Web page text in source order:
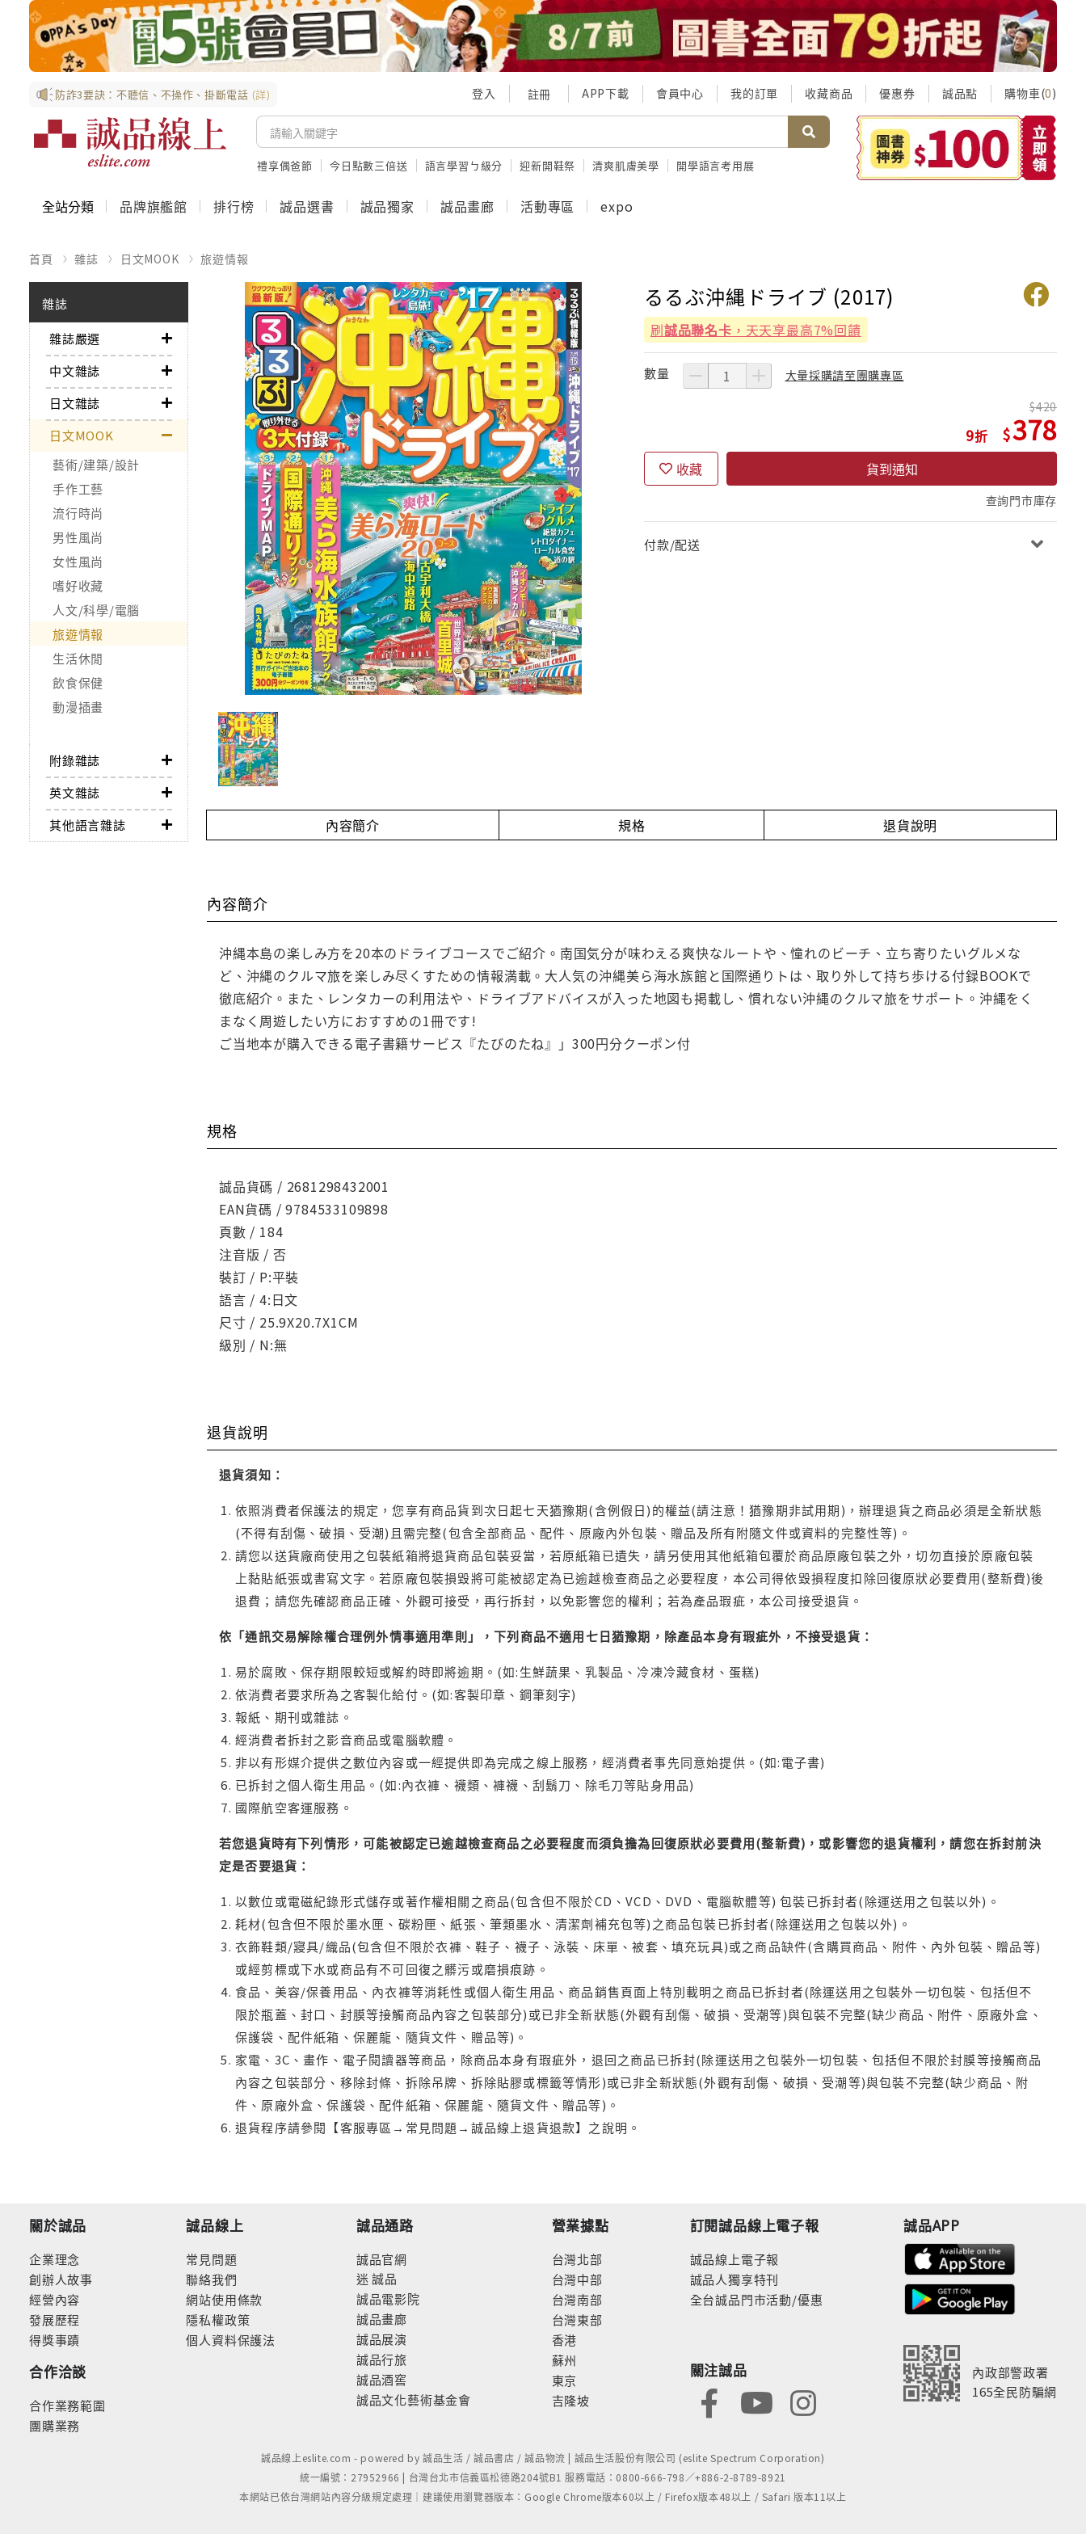
防詐3要訣：不聽信、不操作、掛斷電話 (詳) 登入 註冊 APP下載 會員中心 我的訂單 收藏商品 優惠券 誠品點 購物車(0)
禮享偶爸節 今日點數三倍送 語言學習ㄅ級分 迎新開鞋祭 清爽肌膚美學 開學語言考用展
全站分類 品牌旗艦館 排行榜 誠品選書 誠品獨家 誠品畫廊 活動專區 expo
首頁 雜誌 日文MOOK 旅遊情報
雜誌
雜誌嚴選
中文雜誌
日文雜誌
日文MOOK
藝術/建築/設計
手作工藝
流行時尚
男性風尚
女性風尚
嗜好收藏
人文/科學/電腦
旅遊情報
生活休閒
飲食保健
動漫插畫
附錄雜誌
英文雜誌
其他語言雜誌
るるぶ沖縄ドライブ (2017)
刷誠品聯名卡 ，天天享最高7%回饋
數量 大量採購請至團購專區
9
420
378
收藏 貨到通知
查詢門市庫存
付款/配送
內容簡介 規格 退貨說明
內容簡介
沖縄本島の楽しみ方を20本のドライブコースでご紹介。南国気分が味わえる爽快なルートや、憧れのビーチ、立ち寄りたいグルメな
ど、沖縄のクルマ旅を楽しみ尽くすための情報満載。大人気の沖縄美ら海水族館と国際通りトは、取り外して持ち歩ける付録BOOKで
徹底紹介。また、レンタカーの利用法や、ドライブアドバイスが入った地図も掲載し、慣れない沖縄のクルマ旅をサポート。沖縄をく
まなく周遊したい方におすすめの1冊です!
ご当地本が購入できる電子書籍サービス『たびのたね』」300円分クーポン付
規格
誠品貨碼 / 2681298432001
EAN貨碼 / 9784533109898
頁數 / 184
注音版 / 否
裝訂 / P:平裝
語言 / 4:日文
尺寸 / 25.9X20.7X1CM
級別 / N:無
退貨說明
退貨須知：
依照消費者保護法的規定，您享有商品貨到次日起七天猶豫期(含例假日)的權益(請注意！猶豫期非試用期)，辦理退貨之商品必須是全新狀態
(不得有刮傷、破損、受潮)且需完整(包含全部商品、配件、原廠內外包裝、贈品及所有附隨文件或資料的完整性等)。
請您以送貨廠商使用之包裝紙箱將退貨商品包裝妥當，若原紙箱已遺失，請另使用其他紙箱包覆於商品原廠包裝之外，切勿直接於原廠包裝
上黏貼紙張或書寫文字。若原廠包裝損毀將可能被認定為已逾越檢查商品之必要程度，本公司得依毀損程度扣除回復原狀必要費用(整新費)後
退費；請您先確認商品正確、外觀可接受，再行拆封，以免影響您的權利；若為產品瑕疵，本公司接受退貨。
依「通訊交易解除權合理例外情事適用準則」，下列商品不適用七日猶豫期，除產品本身有瑕疵外，不接受退貨：
易於腐敗、保存期限較短或解約時即將逾期。(如:生鮮蔬果、乳製品、冷凍冷藏食材、蛋糕)
依消費者要求所為之客製化給付。(如:客製印章、鋼筆刻字)
報紙、期刊或雜誌。
經消費者拆封之影音商品或電腦軟體。
非以有形媒介提供之數位內容或一經提供即為完成之線上服務，經消費者事先同意始提供。(如:電子書)
已拆封之個人衛生用品。(如:內衣褲、襪類、褲襪、刮鬍刀、除毛刀等貼身用品)
國際航空客運服務。
若您退貨時有下列情形，可能被認定已逾越檢查商品之必要程度而須負擔為回復原狀必要費用(整新費)，或影響您的退貨權利，請您在拆封前決
定是否要退貨：
以數位或電磁紀錄形式儲存或著作權相關之商品(包含但不限於CD、VCD、DVD、電腦軟體等) 包裝已拆封者(除運送用之包裝以外)。
耗材(包含但不限於墨水匣、碳粉匣、紙張、筆類墨水、清潔劑補充包等)之商品包裝已拆封者(除運送用之包裝以外)。
衣飾鞋類/寢具/織品(包含但不限於衣褲、鞋子、襪子、泳裝、床單、被套、填充玩具)或之商品缺件(含購買商品、附件、內外包裝、贈品等)
或經剪標或下水或商品有不可回復之髒污或磨損痕跡。
食品、美容/保養用品、內衣褲等消耗性或個人衛生用品、商品銷售頁面上特別載明之商品已拆封者(除運送用之包裝外一切包裝、包括但不
限於瓶蓋、封口、封膜等接觸商品內容之包裝部分)或已非全新狀態(外觀有刮傷、破損、受潮等)與包裝不完整(缺少商品、附件、原廠外盒、
保護袋、配件紙箱、保麗龍、隨貨文件、贈品等)。
家電、3C、畫作、電子閱讀器等商品，除商品本身有瑕疵外，退回之商品已拆封(除運送用之包裝外一切包裝、包括但不限於封膜等接觸商品
內容之包裝部分、移除封條、拆除吊牌、拆除貼膠或標籤等情形)或已非全新狀態(外觀有刮傷、破損、受潮等)與包裝不完整(缺少商品、附
件、原廠外盒、保護袋、配件紙箱、保麗龍、隨貨文件、贈品等)。
退貨程序請參閱【客服專區→常見問題→誠品線上退貨退款】之說明。
關於誠品
企業理念
創辦人故事
經營內容
發展歷程
得獎事蹟
合作洽談
合作業務範圍
團購業務
誠品線上
常見問題
聯絡我們
網站使用條款
隱私權政策
個人資料保護法
誠品通路
誠品官網
迷 誠品
誠品電影院
誠品畫廊
誠品展演
誠品行旅
誠品酒窖
誠品文化藝術基金會
營業據點
台灣北部
台灣中部
台灣南部
台灣東部
香港
蘇州
東京
吉隆坡
訂閱誠品線上電子報
誠品線上電子報
誠品人獨享特刊
全台誠品門市活動/優惠
關注誠品
誠品APP
內政部警政署
165全民防騙網
誠品線上eslite.com - powered by 誠品生活 / 誠品書店 / 誠品物流 | 誠品生活股份有限公司 (eslite Spectrum Corporation)
統一編號：27952966 | 台灣台北市信義區松德路204號B1 服務電話：0800-666-798／+886-2-8789-8921
本網站已依台灣網站內容分級規定處理｜建議使用瀏覽器版本：Google Chrome版本60以上 / Firefox版本48以上 / Safari 版本11以上